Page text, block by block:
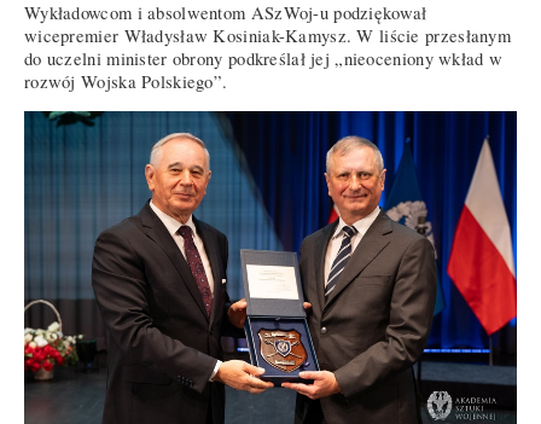
Wykładowcom i absolwentom ASzWoj-u podziękował
wicepremier Władysław Kosiniak-Kamysz. W liście przesłanym
do uczelni minister obrony podkreślał jej „nieoceniony wkład w
rozwój Wojska Polskiego”.